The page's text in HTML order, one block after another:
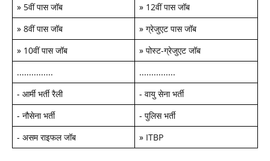
» 5वीं पास जॉब » 12वीं पास जॉब
» 8वीं पास जॉब » ग्रेजुएट पास जॉब
» 10वीं पास जॉब » पोस्ट-ग्रेजुएट जॉब
...............
...............
- आर्मी भर्ती रैली - वायु सेना भर्ती
- नौसेना भर्ती - पुलिस भर्ती
- असम राइफल जॉब » ITBP